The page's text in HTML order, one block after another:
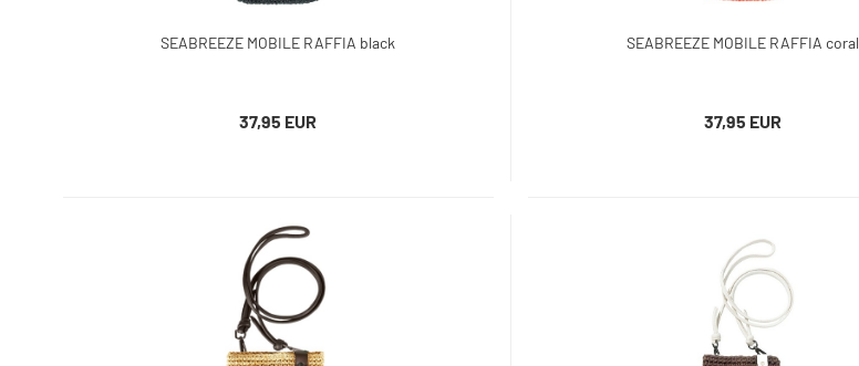
SEABREEZE MOBILE RAFFIA black
37,95 EUR
SEABREEZE MOBILE RAFFIA coral
37,95 EUR